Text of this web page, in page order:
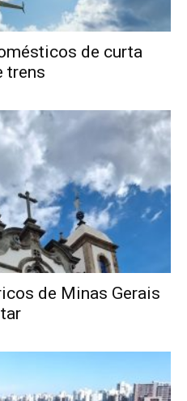
de curta
trens
de Minas Gerais